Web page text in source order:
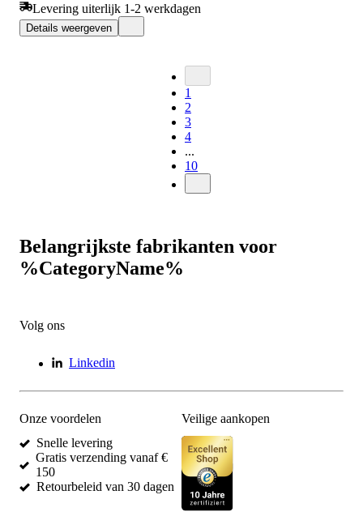
Levering uiterlijk 1-2 werkdagen
Details weergeven
1
2
3
4
...
10
Belangrijkste fabrikanten voor
%CategoryName%
Volg ons
Linkedin
Onze voordelen
Snelle levering
Gratis verzending vanaf €
150
Retourbeleid van 30 dagen
Veilige aankopen